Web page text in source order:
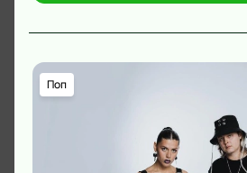
Поп